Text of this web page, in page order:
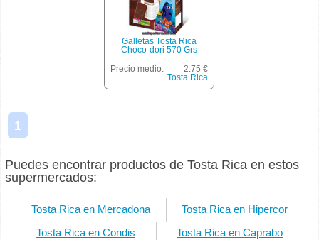
Galletas Tosta Rica
Choco-dori 570 Grs
Precio medio:
2.75 €
Tosta Rica
1
Puedes encontrar productos de Tosta Rica en estos
supermercados:
Tosta Rica en Mercadona Tosta Rica en Hipercor
Tosta Rica en Condis Tosta Rica en Caprabo